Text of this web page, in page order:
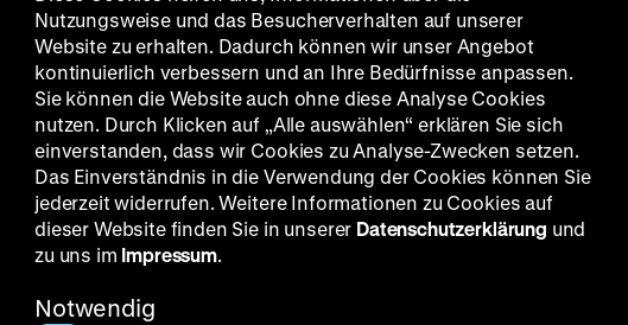
Nutzungsweise und das Besucherverhalten auf unserer
Website zu erhalten. Dadurch können wir unser Angebot
kontinuierlich verbessern und an Ihre Bedürfnisse anpassen.
Sie können die Website auch ohne diese Analyse Cookies
nutzen. Durch Klicken auf „Alle auswählen“ erklären Sie sich
einverstanden, dass wir Cookies zu Analyse-Zwecken setzen.
Das Einverständnis in die Verwendung der Cookies können Sie
jederzeit widerrufen. Weitere Informationen zu Cookies auf
dieser Website finden Sie in unserer Datenschutzerklärung und
zu uns im Impressum.
Notwendig